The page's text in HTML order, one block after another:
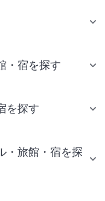
・宿を探す
を探す
・旅館・宿を探